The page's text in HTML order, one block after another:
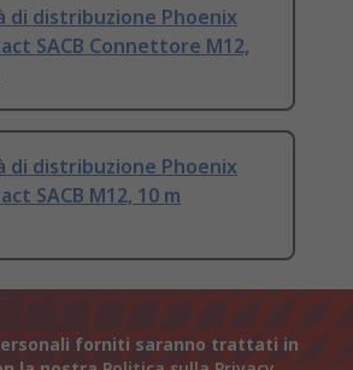
di distribuzione Phoenix
SACB Connettore M12,
di distribuzione Phoenix
SACB M12, 10 m
forniti saranno trattati in